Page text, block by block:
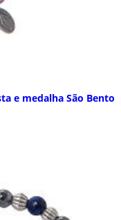
e medalha São Bento